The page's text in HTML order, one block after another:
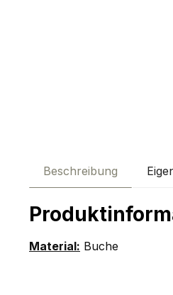
Beschreibung
Material: Buche